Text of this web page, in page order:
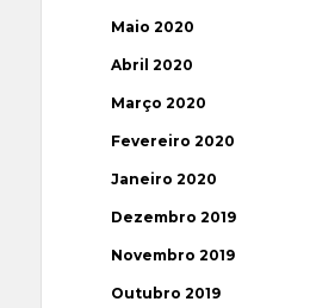
Maio 2020
Abril 2020
Março 2020
Fevereiro 2020
Janeiro 2020
Dezembro 2019
Novembro 2019
Outubro 2019